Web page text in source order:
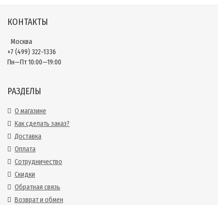
КОНТАКТЫ
Москва
+7 (499) 322-1336
Пн—Пт 10:00—19:00
РАЗДЕЛЫ
О магазине
Как сделать заказ?
Доставка
Оплата
Сотрудничество
Скидки
Обратная связь
Возврат и обмен